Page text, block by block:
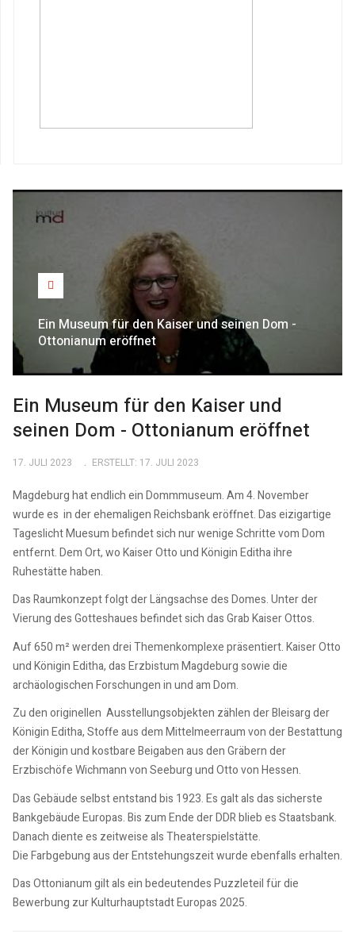
Ein Museum für den Kaiser und seinen Dom -
Ottonianum eröffnet
Ein Museum für den Kaiser und
seinen Dom - Ottonianum eröffnet
17. JULI 2023 ERSTELLT: 17. JULI 2023
Magdeburg hat endlich ein Dommmuseum. Am 4. November
wurde es in der ehemaligen Reichsbank eröffnet. Das eizigartige
Tageslicht Muesum befindet sich nur wenige Schritte vom Dom
entfernt. Dem Ort, wo Kaiser Otto und Königin Editha ihre
Ruhestätte haben.
Das Raumkonzept folgt der Längsachse des Domes. Unter der
Vierung des Gotteshaues befindet sich das Grab Kaiser Ottos.
Auf 650 m² werden drei Themenkomplexe präsentiert. Kaiser Otto
und Königin Editha, das Erzbistum Magdeburg sowie die
archäologischen Forschungen in und am Dom.
Zu den originellen Ausstellungsobjekten zählen der Bleisarg der
Königin Editha, Stoffe aus dem Mittelmeerraum von der Bestattung
der Königin und kostbare Beigaben aus den Gräbern der
Erzbischöfe Wichmann von Seeburg und Otto von Hessen.
Das Gebäude selbst entstand bis 1923. Es galt als das sicherste
Bankgebäude Europas. Bis zum Ende der DDR blieb es Staatsbank.
Danach diente es zeitweise als Theaterspielstätte.
Die Farbgebung aus der Entstehungszeit wurde ebenfalls erhalten.
Das Ottonianum gilt als ein bedeutendes Puzzleteil für die
Bewerbung zur Kulturhauptstadt Europas 2025.